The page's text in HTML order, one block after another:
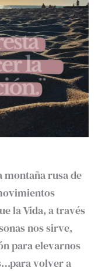
montaña rusa de
la Vida, a través
nos sirve,
para elevarnos
volver a